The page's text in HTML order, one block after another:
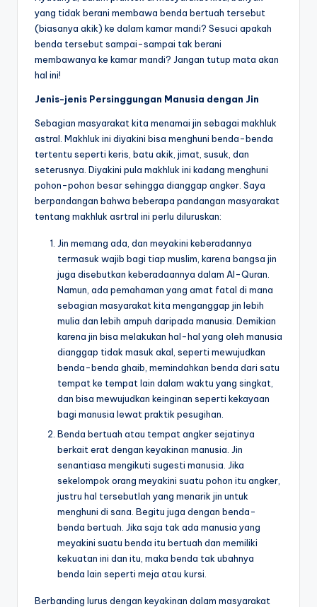
yang tidak berani membawa benda bertuah tersebut
(biasanya akik) ke dalam kamar mandi? Sesuci apakah
benda tersebut sampai-sampai tak berani
membawanya ke kamar mandi? Jangan tutup mata akan
hal ini!
Jenis-jenis Persinggungan Manusia dengan Jin
Sebagian masyarakat kita menamai jin sebagai makhluk
astral. Makhluk ini diyakini bisa menghuni benda-benda
tertentu seperti keris, batu akik, jimat, susuk, dan
seterusnya. Diyakini pula makhluk ini kadang menghuni
pohon-pohon besar sehingga dianggap angker. Saya
berpandangan bahwa beberapa pandangan masyarakat
tentang makhluk asrtral ini perlu diluruskan:
Jin memang ada, dan meyakini keberadannya
termasuk wajib bagi tiap muslim, karena bangsa jin
juga disebutkan keberadaannya dalam Al-Quran.
Namun, ada pemahaman yang amat fatal di mana
sebagian masyarakat kita menganggap jin lebih
mulia dan lebih ampuh daripada manusia. Demikian
karena jin bisa melakukan hal-hal yang oleh manusia
dianggap tidak masuk akal, seperti mewujudkan
benda-benda ghaib, memindahkan benda dari satu
tempat ke tempat lain dalam waktu yang singkat,
dan bisa mewujudkan keinginan seperti kekayaan
bagi manusia lewat praktik pesugihan.
Benda bertuah atau tempat angker sejatinya
berkait erat dengan keyakinan manusia. Jin
senantiasa mengikuti sugesti manusia. Jika
sekelompok orang meyakini suatu pohon itu angker,
justru hal tersebutlah yang menarik jin untuk
menghuni di sana. Begitu juga dengan benda-
benda bertuah. Jika saja tak ada manusia yang
meyakini suatu benda itu bertuah dan memiliki
kekuatan ini dan itu, maka benda tak ubahnya
benda lain seperti meja atau kursi.
Berbanding lurus dengan keyakinan dalam masyarakat